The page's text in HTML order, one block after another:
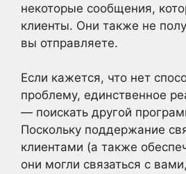
некоторые сообщения,
клиенты. Они также не
вы отправляете.
Если кажется, что нет
проблему, единственное
— поискать другой
Поскольку поддержание
клиентами (а также
они могли связаться с